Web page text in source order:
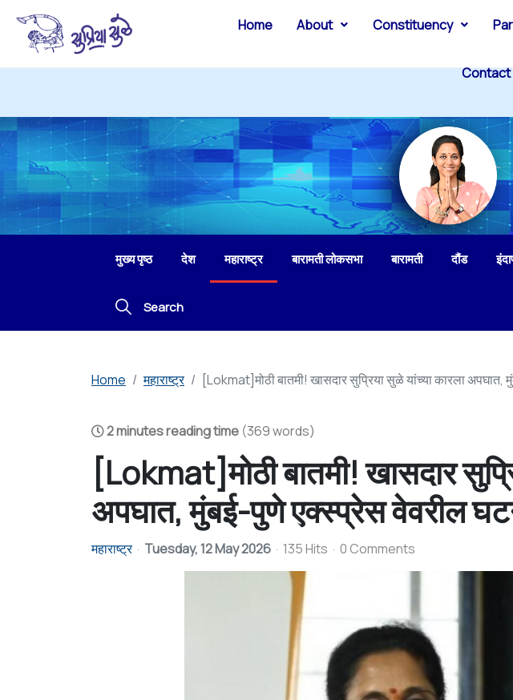
Home About Constituency
Contact
मुख्य पृष्ठ देश महाराष्ट्र बारामती लोकसभा बारामती दौंड
Search
Home महाराष्ट्र [Lokmat]मोठी बातमी! खासदार सुप्रिया सुळे यांच्या कारला
2 minutes reading time (369 words)
[Lokmat]मोठी बातमी! खासदार
अपघात, मुंबई-पुणे एक्स्प्रेस वेवरील
महाराष्ट्र Tuesday, 12 May 2026 135 Hits 0 Comments